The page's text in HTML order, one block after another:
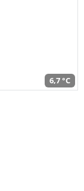
6,7 °C